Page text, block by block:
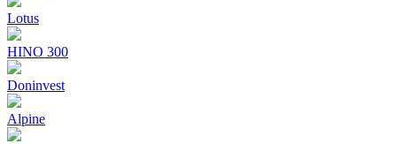
Lotus
HINO 300
Doninvest
Alpine